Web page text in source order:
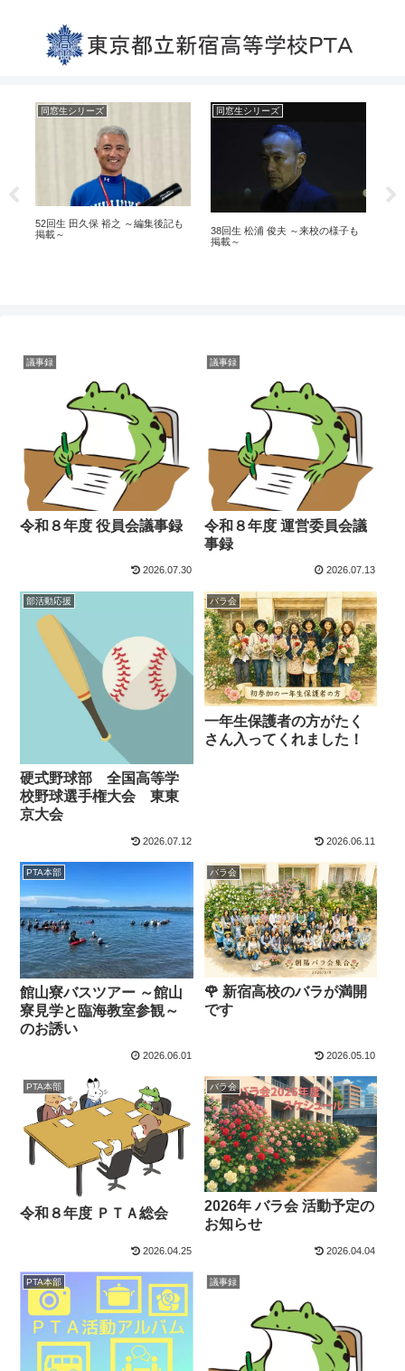
同窓生シリーズ
52回生 田久保 裕之 ～編集後記も
掲載～
同窓生シリーズ
38回生 松浦 俊夫 ～来校の様子も
掲載～
議事録
令和８年度 役員会議事録
2026.07.30
議事録
令和８年度 運営委員会議
事録
2026.07.13
部活動応援
硬式野球部 全国高等学
校野球選手権大会 東東
京大会
2026.07.12
バラ会
一年生保護者の方がたく
さん入ってくれました！
2026.06.11
PTA本部
館山寮バスツアー ～館山
寮見学と臨海教室参観～
のお誘い
2026.06.01
バラ会
🌹 新宿高校のバラが満開
です
2026.05.10
PTA本部
令和８年度 ＰＴＡ総会
2026.04.25
バラ会
2026年 バラ会 活動予定の
お知らせ
2026.04.04
PTA本部 議事録